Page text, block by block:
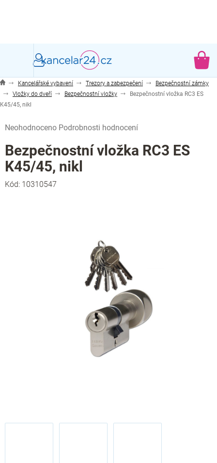
Kancelářské vybavení Trezory a zabezpečení
Bezpečnostní zámky
Vložky do dveří
Bezpečnostní vložky
Bezpečnostní vložka RC3 ES
K45/45, nikl
hodnocení
produktu
je
0,0
z
5
Neohodnoceno Podrobnosti hodnocení
Bezpečnostní vložka RC3 ES
K45/45, nikl
Kód: 10310547